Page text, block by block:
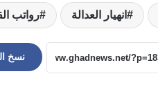
انهيار العدالة رواتب
نسخ